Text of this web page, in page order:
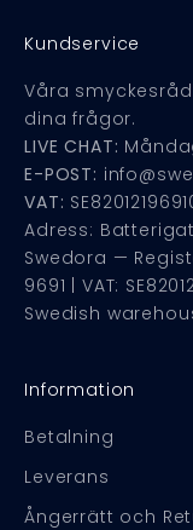
Kundservice
Våra
dina frågor.
LIVE CHAT:
E-POST:
VAT:
Adress:
Swedora —
9691 | VAT:
Swedish
Information
Betalning
Leverans
Ångerrätt och